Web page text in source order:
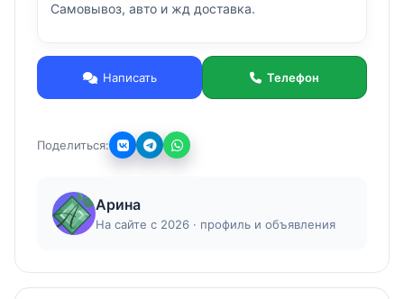
Самовывоз, авто и жд доставка.
Написать Телефон
Поделиться:
Арина
На сайте с 2026 · профиль и объявления